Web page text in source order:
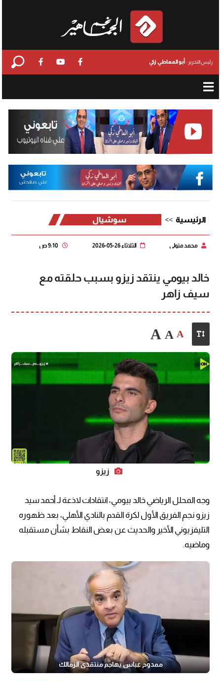
رئيس التحرير : أبو المعاطي زكي
الرئيسية سوشيال
محمد متولي الثلاثاء 26-05-2026 9:10 ص
خالد بيومي ينتقد زيزو بسبب حلقته مع
سيف زاهر
A
A
A
زيزو
وجه المحلل الرياضي خالد بيومي، انتقادات لاذعة لـ أحمد سيد
زيزو نجم الفريق الأول لكرة القدم بالنادي الأهلي، بعد ظهوره
التليفزيوني الأخير والحديث عن بعض النقاط بشأن مستقبله
وماضيه.
ممدوح عباس يهاجم منتقدي الزمالك